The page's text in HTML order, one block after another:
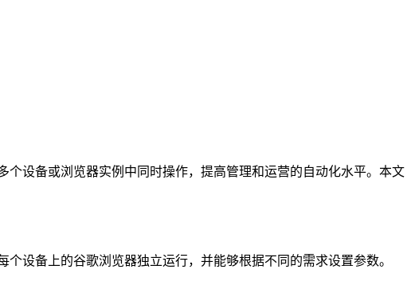
设备或浏览器实例中同时操作，提高管理和运营的自动化水平。本文
设备上的谷歌浏览器独立运行，并能够根据不同的需求设置参数。